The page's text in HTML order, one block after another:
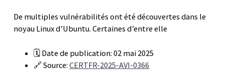
De multiples vulnérabilités ont été découvertes dans le
noyau Linux d’Ubuntu. Certaines d’entre elle
🗓️ Date de publication: 02 mai 2025
🔗 Source:CERTFR-2025-AVI-0366